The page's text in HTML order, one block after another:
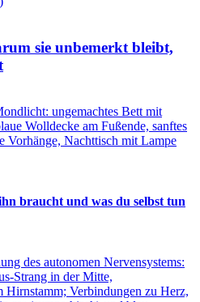
sie unbemerkt bleibt,
braucht und was du selbst tun